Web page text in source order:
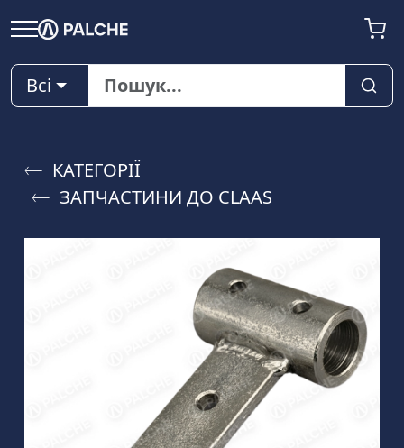
Всі
КАТЕГОРІЇ
ЗАПЧАСТИНИ ДО CLAAS